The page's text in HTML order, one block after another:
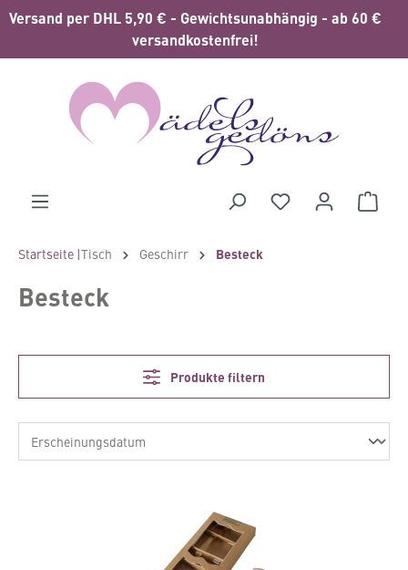
springen
Versand per DHL 5,90 € - Gewichtsunabhängig - ab 60 €
versandkostenfrei!
Startseite |Tisch Geschirr Besteck
Besteck
Produkte filtern